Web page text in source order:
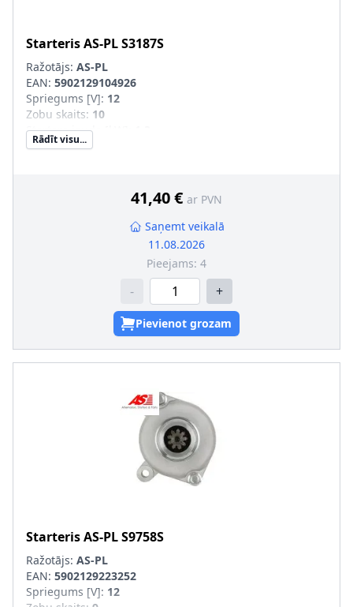
StarterisAS-PLS3187S
Ražotājs: AS-PL
EAN: 5902129104926
Spriegums [V]: 12
Zobu skaits: 10
Startera jauda [kW]
Griešanās virziens
Vītņotu urbumu skaits: 0
Stiprināšanas urbumu skaits: 2
Rādīt visu...
41,40 € ar PVN
Saņemt veikalā
11.08.2026
Pieejams: 4
- +
Pievienot grozam
StarterisAS-PLS9758S
Ražotājs: AS-PL
EAN: 5902129223252
Spriegums [V]: 12